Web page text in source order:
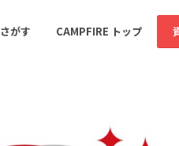
さがす CAMPFIRE トップ
人気のコミュニティ 新着